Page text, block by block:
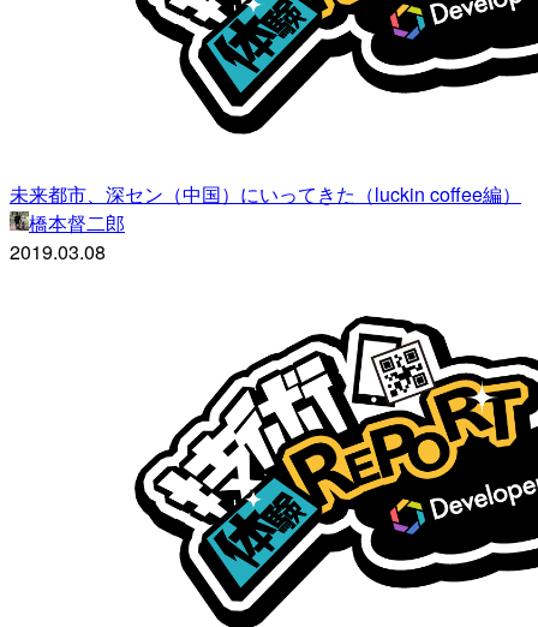
未来都市、深セン（中国）にいってきた（luckin coffee編）
橋本督二郎
2019.03.08